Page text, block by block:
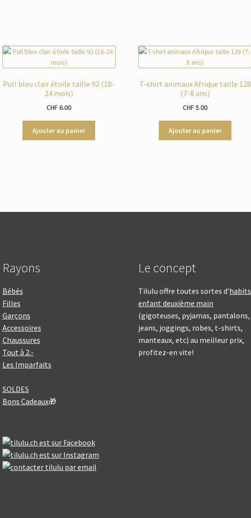
Pull bleu clair étoile taille 92 (18-
24 mois)
CHF6.00
Ajouter au panier
T-shirt animaux Afrique taille 128
(7-8 ans)
CHF5.00
Ajouter au panier
Rayons
Bébés
Filles
Garçons
Accessoires
Chaussures
Tout à 2.-
Les Imparfaits
SOLDES
Bons Cadeaux🎁
Le concept
Tilulu offre toutes sortes d'habits
enfant deuxième main
(gigoteuses, pyjamas, pantalons,
jeans, joggings, robes, t-shirts,
manteaux, etc) au meilleur prix,
profitez-en vite!